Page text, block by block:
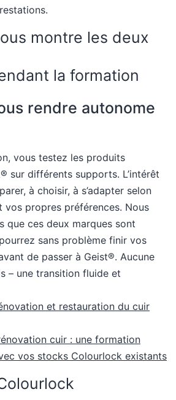
montre les deux
la formation
rendre autonome
vous testez les produits
sur différents supports. L’intérêt
à choisir, à s’adapter selon
propres préférences. Nous
que ces deux marques sont
sans problème finir vos
de passer à Geist®. Aucune
– une transition fluide et
et restauration du cuir
cuir : une formation
vos stocks Colourlock existants